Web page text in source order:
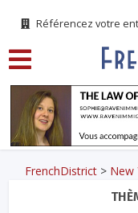
Référencez votre
FrenchDistrict > New